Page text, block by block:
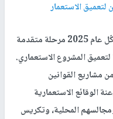
الاستعمار
وبين شعبان أنه على الصعيد التشريعي شكّل عام 2025 مرحلة متقدمة
المشروع الاستعماري.
مشاريع القوانين
الوقائع الاستعمارية
المحلية، وتكريس